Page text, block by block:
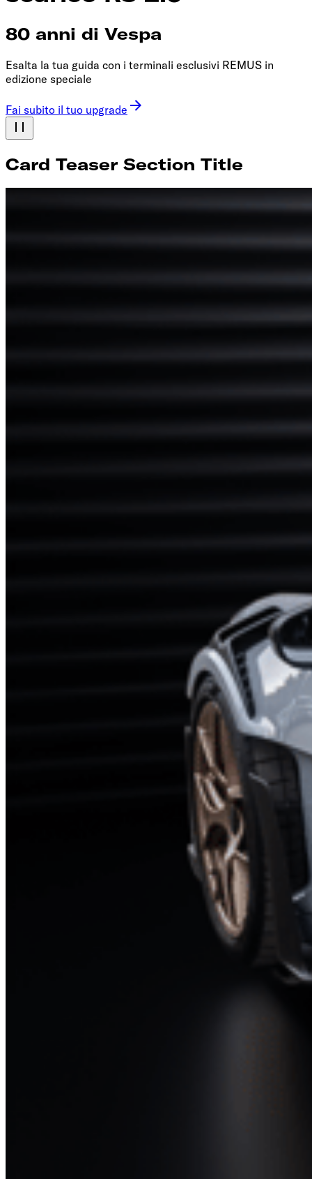
80 anni di Vespa
Esalta la tua guida con i terminali esclusivi REMUS in
edizione speciale
Fai subito il tuo upgrade
Card Teaser Section Title